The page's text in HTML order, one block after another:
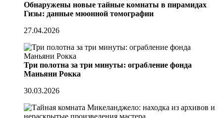
Обнаружены новые тайные комнаты в пирамидах
Гизы: данные мюонной томографии
27.04.2026
Три полотна за три минуты: ограбление фонда
Маньяни Рокка
30.03.2026